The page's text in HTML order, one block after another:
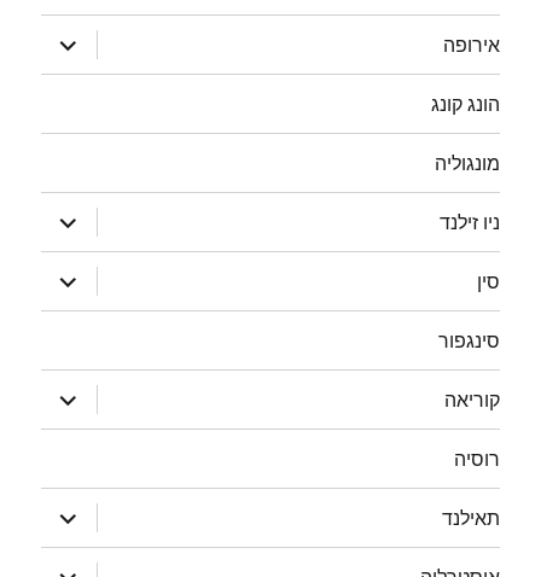
אירופה
הצג
תפריט
הונג קונג
מונגוליה
ניו זילנד
הצג
תפריט
סין
הצג
תפריט
סינגפור
קוריאה
הצג
תפריט
רוסיה
תאילנד
הצג
תפריט
הצג